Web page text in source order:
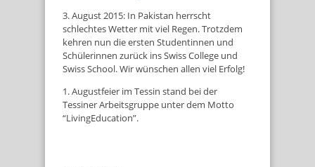
3. August 2015: In Pakistan herrscht
schlechtes Wetter mit viel Regen. Trotzdem
kehren nun die ersten Studentinnen und
Schülerinnen zurück ins Swiss College und
Swiss School. Wir wünschen allen viel Erfolg!
1. Augustfeier im Tessin stand bei der
Tessiner Arbeitsgruppe unter dem Motto
“LivingEducation”.